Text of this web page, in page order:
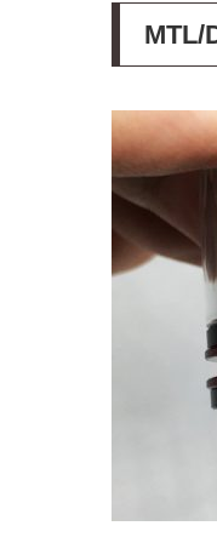
MTL/